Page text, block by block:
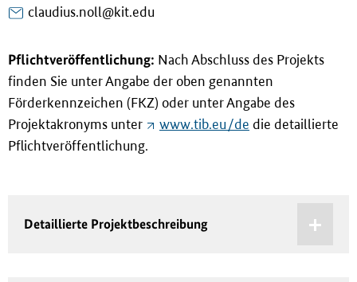
claudius.noll@kit.edu
Pflichtveröffentlichung: Nach Abschluss des Projekts
finden Sie unter Angabe der oben genannten
Förderkennzeichen (FKZ) oder unter Angabe des
Projektakronyms unter
www.tib.eu/de die detaillierte
Pflichtveröffentlichung.
Detaillierte Projektbeschreibung